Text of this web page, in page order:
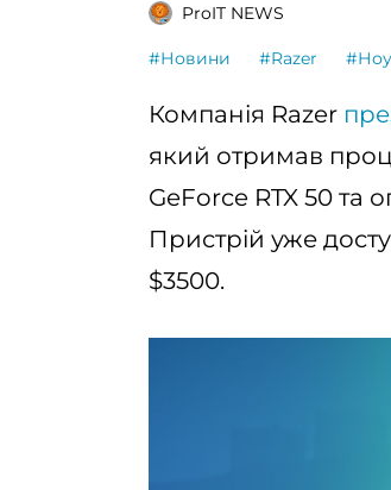
ProIT NEWS
#Новини #Razer
Компанія Razer
який отримав
GeForce RTX 50 та
Пристрій уже
$3500.